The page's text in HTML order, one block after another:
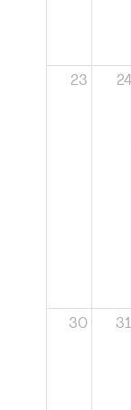
23 24
30 31